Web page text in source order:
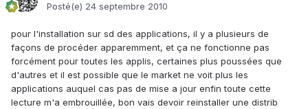
Posté(e) 24 septembre 2010
pour l'installation sur sd des applications, il y a plusieurs de
façons de procéder apparemment, et ça ne fonctionne pas
forcément pour toutes les applis, certaines plus poussées que
d'autres et il est possible que le market ne voit plus les
applications auquel cas pas de mise a jour enfin toute cette
lecture m'a embrouillée, bon vais devoir reinstaller une distrib